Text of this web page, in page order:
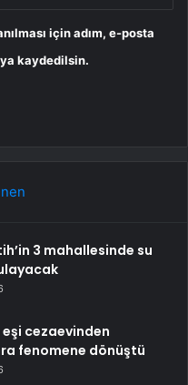
için adım, e-posta
kaydedilsin.
3 mahallesinde su
eşi cezaevinden
fenomene dönüştü